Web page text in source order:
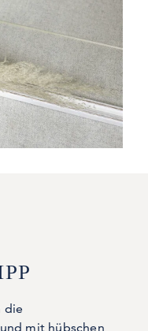
die
mit hübschen